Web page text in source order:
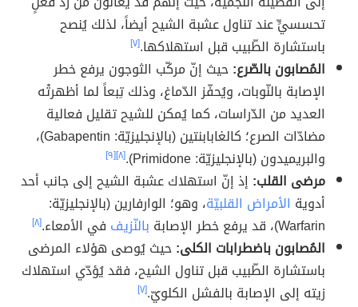
تحسسيٍّ عند تناول عشبة الشيح أيضاً، لذلك يُنصح
باستشارة الطّبيب قبل استهلاكها.[٧]
المُصابون بالصّرع:حيث إنّ مركّب الثوجون يرفع خطر
الإصابة بالنّوبات، ويُحفّز الدّماغ، وذلك تِبعاً لما أظهرتْه
العديد من الدّراسات، كما يُمكن للشيح تقليل فعالية
مضادّات الصرع؛ كالغابابنتين (بالإنجليزيّة: Gabapentin)،
والبريميدون (بالإنجليزيّة: Primidone).
[٨] [٩]
مرضى القلب: إذ إنّ استهلاك عشبة الشيح إلى جانب أحد
أدوية الأمراض القلبيّة، وهو؛ الوارفارين (بالإنجليزيّة:
Warfarin)، قد يرفع خطر الإصابة
بالنّزيف في الأمعاء.[٨]
المُصابون باضطرابات الكلى:حيث يُوصى هؤلاء المرضى
باستشارة الطّبيب قبل تناول الشيح، فقد يُؤدّي استهلاك
زيته إلى الإصابة بالفشل الكلويّ.[٧]